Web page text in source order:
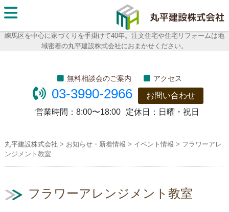
練馬区を中心に家づくりを手掛けて40年。注文住宅や住宅リフォームは地
域密着の丸平建設株式会社におまかせください。
丸平建
設株式
無料相談会のご案内 アクセス
03-3990-2966
お問い合わせ
営業時間： 8:00〜18:00 定休日： 日曜・祝日
丸平建設株式会社 > お知らせ・新着情報 > イベント情報 > フラワーアレ
ンジメント教室
フラワーアレンジメント教室